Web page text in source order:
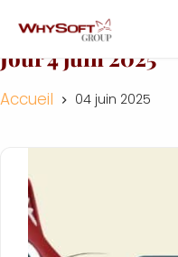
Jour4 juin 2025
Accueil 04 juin 2025